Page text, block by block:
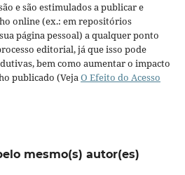
e são estimulados a publicar e
online (ex.: em repositórios
página pessoal) a qualquer ponto
editorial, já que isso pode
bem como aumentar o impacto
publicado (VejaO Efeito do Acesso
mesmo(s) autor(es)